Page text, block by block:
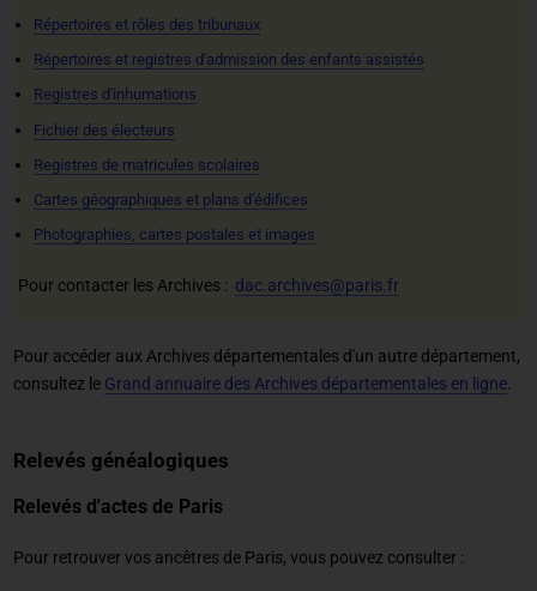
Répertoires et rôles des tribunaux
Répertoires et registres d'admission des enfants assistés
Registres d'inhumations
Fichier des électeurs
Registres de matricules scolaires
Cartes géographiques et plans d'édifices
Photographies, cartes postales et images
Pour contacter les Archives : dac.archives@paris.fr
Pour accéder aux Archives départementales d'un autre département,
consultez le Grand annuaire des Archives départementales en ligne.
Relevés généalogiques
Relevés d'actes de Paris
Pour retrouver vos ancêtres de Paris, vous pouvez consulter :